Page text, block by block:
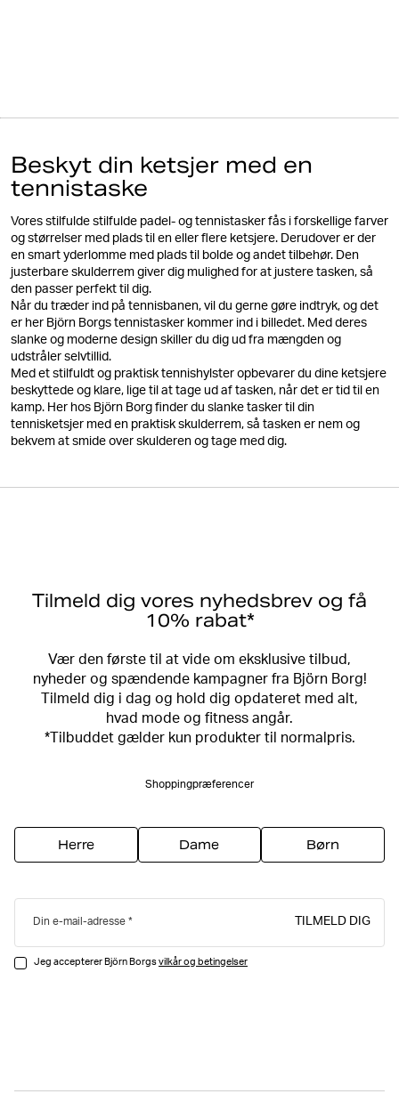
Beskyt din ketsjer med en
tennistaske
Vores stilfulde stilfulde padel- og tennistasker fås i forskellige farver
og størrelser med plads til en eller flere ketsjere. Derudover er der
en smart yderlomme med plads til bolde og andet tilbehør. Den
justerbare skulderrem giver dig mulighed for at justere tasken, så
den passer perfekt til dig.
Når du træder ind på tennisbanen, vil du gerne gøre indtryk, og det
er her Björn Borgs tennistasker kommer ind i billedet. Med deres
slanke og moderne design skiller du dig ud fra mængden og
udstråler selvtillid.
Med et stilfuldt og praktisk tennishylster opbevarer du dine ketsjere
beskyttede og klare, lige til at tage ud af tasken, når det er tid til en
kamp. Her hos Björn Borg finder du slanke tasker til din
tennisketsjer med en praktisk skulderrem, så tasken er nem og
bekvem at smide over skulderen og tage med dig.
Tilmeld dig vores nyhedsbrev og få
10% rabat*
Vær den første til at vide om eksklusive tilbud,
nyheder og spændende kampagner fra Björn Borg!
Tilmeld dig i dag og hold dig opdateret med alt,
hvad mode og fitness angår.
*Tilbuddet gælder kun produkter til normalpris.
Shoppingpræferencer
Herre Dame Børn
Din e-mail-adresse TILMELD DIG
Jeg accepterer Björn Borgsvilkår og betingelser